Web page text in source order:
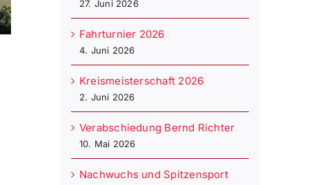
27. Juni 2026
Fahrturnier 2026
4. Juni 2026
Kreismeisterschaft 2026
2. Juni 2026
Verabschiedung Bernd Richter
10. Mai 2026
Nachwuchs und Spitzensport